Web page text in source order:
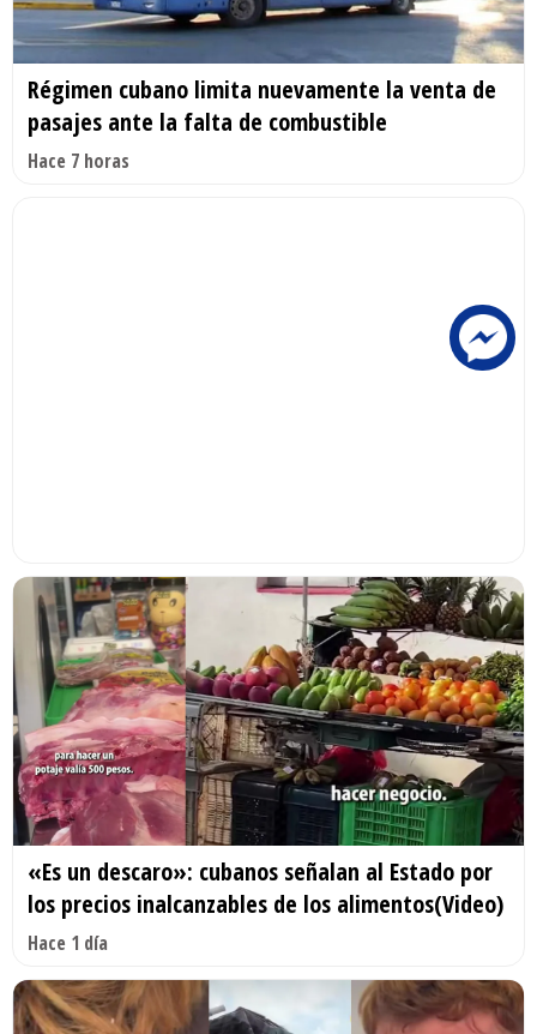
Régimen cubano limita nuevamente la venta de
pasajes ante la falta de combustible
Hace 7 horas
«Es un descaro»: cubanos señalan al Estado por
los precios inalcanzables de los alimentos(Video)
Hace 1 día